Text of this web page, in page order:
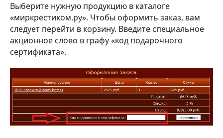
Выберите нужную продукцию в каталоге
«миркрестиком.ру». Чтобы оформить заказ, вам
следует перейти в корзину. Введите специальное
акционное слово в графу «код подарочного
сертификата».